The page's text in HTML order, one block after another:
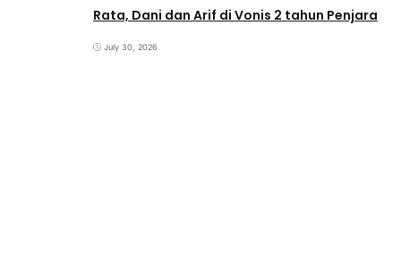
Rata, Dani dan Arif di Vonis 2 tahun Penjara
July 30, 2026